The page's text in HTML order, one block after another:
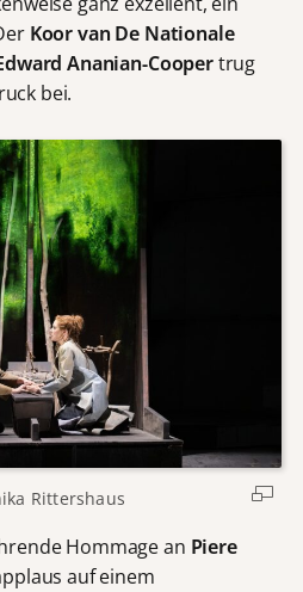
Koor van De Nationale
Ananian-Coopertrug
bei.
Rittershaus
Hommage an Piere
auf einem